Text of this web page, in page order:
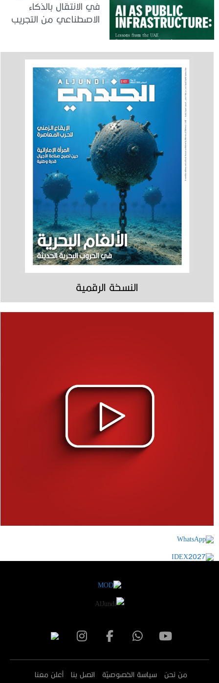
في الانتقال بالذكاء
الاصطناعي من التجريب
النسخة الرقمية
من نحن سياسة الخصوصيّة اتصل بنا أعلن معنا